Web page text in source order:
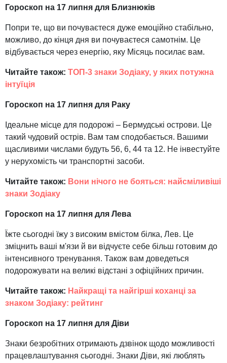
Гороскоп на 17 липня для Близнюків
Попри те, що ви почуваєтеся дуже емоційно стабільно,
можливо, до кінця дня ви почуваєтеся самотнім. Це
відбувається через енергію, яку Місяць посилає вам.
Читайте також: ТОП-3 знаки Зодіаку, у яких потужна
інтуїція
Гороскоп на 17 липня для Раку
Ідеальне місце для подорожі – Бермудські острови. Це
такий чудовий острів. Вам там сподобається. Вашими
щасливими числами будуть 56, 6, 44 та 12. Не інвестуйте
у нерухомість чи транспортні засоби.
Читайте також: Вони нічого не бояться: найсміливіші
знаки Зодіаку
Гороскоп на 17 липня для Лева
Їжте сьогодні їжу з високим вмістом білка, Лев. Це
зміцнить ваші м'язи й ви відчуєте себе більш готовим до
інтенсивного тренування. Також вам доведеться
подорожувати на великі відстані з офіційних причин.
Читайте також: Найкращі та найгірші коханці за
знаком Зодіаку: рейтинг
Гороскоп на 17 липня для Діви
Знаки безробітних отримають дзвінок щодо можливості
працевлаштування сьогодні. Знаки Діви, які люблять